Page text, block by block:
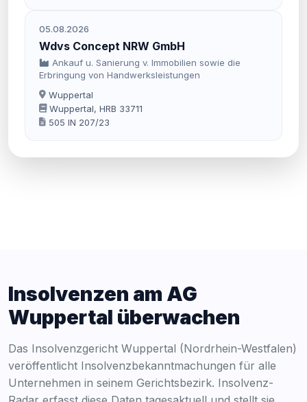
Steuerberater vorbehalten sind.
05.08.2026
Wdvs Concept NRW GmbH
Ankauf u. Sanierung v. Immobilien sowie die
Erbringung von Handwerksleistungen
Wuppertal
Wuppertal, HRB 33711
505 IN 207/23
Insolvenzen am AG
Wuppertal überwachen
Das Insolvenzgericht Wuppertal (Nordrhein-Westfalen)
veröffentlicht Insolvenzbekanntmachungen für alle
Unternehmen in seinem Gerichtsbezirk. Insolvenz-